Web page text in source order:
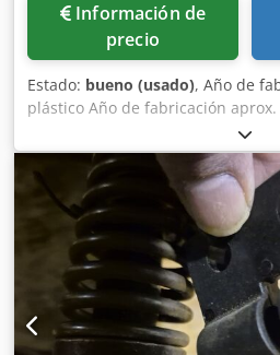
Información de
precio
Estado: bueno (usado), Año de
plástico Año de fabricación